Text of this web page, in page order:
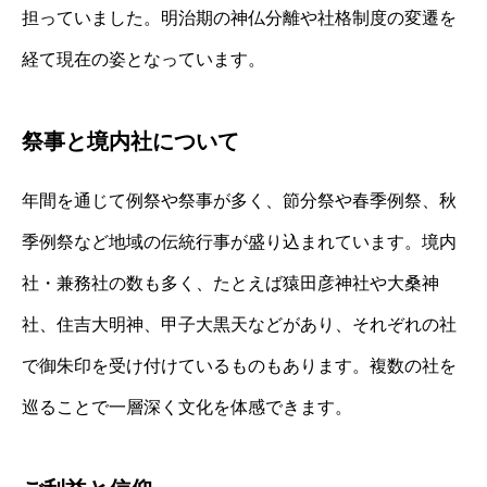
担っていました。明治期の神仏分離や社格制度の変遷を
経て現在の姿となっています。
祭事と境内社について
年間を通じて例祭や祭事が多く、節分祭や春季例祭、秋
季例祭など地域の伝統行事が盛り込まれています。境内
社・兼務社の数も多く、たとえば猿田彦神社や大桑神
社、住吉大明神、甲子大黒天などがあり、それぞれの社
で御朱印を受け付けているものもあります。複数の社を
巡ることで一層深く文化を体感できます。